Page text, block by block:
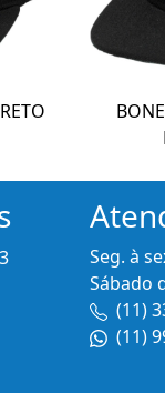
Seg. à
Sábado
(11)
(11)